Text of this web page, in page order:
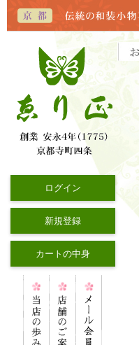
ログイン
新規登録
カートの中身